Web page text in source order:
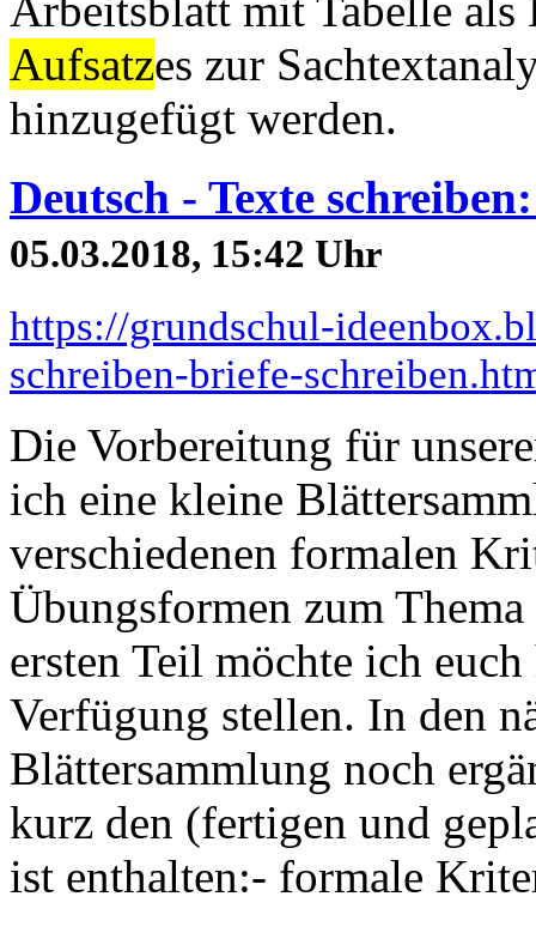
Aufsatzes zur
hinzugefügt werden.
Deutsch - Texte
05.03.2018, 15:42 Uhr
https://grundschul-
schreiben-briefe-
Die Vorbereitung für
ich eine kleine
verschiedenen formalen
Übungsformen zum
ersten Teil möchte ich
Verfügung stellen. In den
Blättersammlung noch
kurz den (fertigen und
ist enthalten:- formale